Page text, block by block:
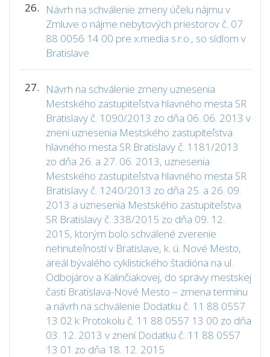
26.
Návrh na schválenie zmeny účelu nájmu v
Zmluve o nájme nebytových priestorov č. 07
88 0056 14 00 pre x.media s.r.o., so sídlom v
Bratislave
27.
Návrh na schválenie zmeny uznesenia
Mestského zastupiteľstva hlavného mesta SR
Bratislavy č. 1090/2013 zo dňa 06. 06. 2013 v
znení uznesenia Mestského zastupiteľstva
hlavného mesta SR Bratislavy č. 1181/2013
zo dňa 26. a 27. 06. 2013, uznesenia
Mestského zastupiteľstva hlavného mesta SR
Bratislavy č. 1240/2013 zo dňa 25. a 26. 09.
2013 a uznesenia Mestského zastupiteľstva
SR Bratislavy č. 338/2015 zo dňa 09. 12.
2015, ktorým bolo schválené zverenie
nehnuteľností v Bratislave, k. ú. Nové Mesto,
areál bývalého cyklistického štadióna na ul.
Odbojárov a Kalinčiakovej, do správy mestskej
časti Bratislava-Nové Mesto – zmena termínu
a návrh na schválenie Dodatku č. 11 88 0557
13 02 k Protokolu č. 11 88 0557 13 00 zo dňa
03. 12. 2013 v znení Dodatku č. 11 88 0557
13 01 zo dňa 18. 12. 2015